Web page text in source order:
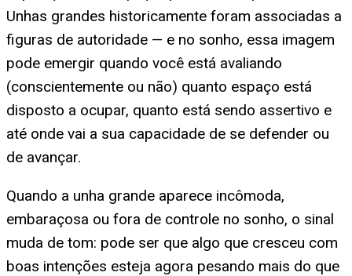
Unhas grandes historicamente foram associadas a
figuras de autoridade — e no sonho, essa imagem
pode emergir quando você está avaliando
(conscientemente ou não) quanto espaço está
disposto a ocupar, quanto está sendo assertivo e
até onde vai a sua capacidade de se defender ou
de avançar.
Quando a unha grande aparece incômoda,
embaraçosa ou fora de controle no sonho, o sinal
muda de tom: pode ser que algo que cresceu com
boas intenções esteja agora pesando mais do que